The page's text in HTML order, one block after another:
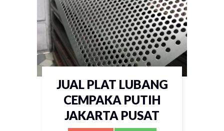
JUAL PLAT LUBANG
CEMPAKA PUTIH
JAKARTA PUSAT